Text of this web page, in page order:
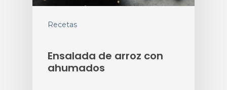
Recetas
Ensalada de arroz con
ahumados